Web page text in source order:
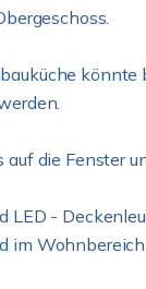
könnte
auf die Fenster
LED -
im